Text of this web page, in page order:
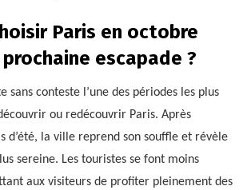
Paris en octobre
escapade ?
sans conteste l’une des périodes les plus
ou redécouvrir Paris. Après
d’été, la ville reprend son souffle et révèle
sereine. Les touristes se font moins
aux visiteurs de profiter pleinement des